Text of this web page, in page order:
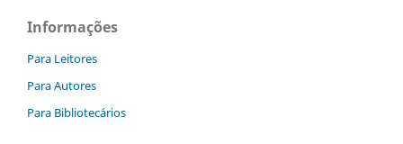
Informações
Para Leitores
Para Autores
Para Bibliotecários